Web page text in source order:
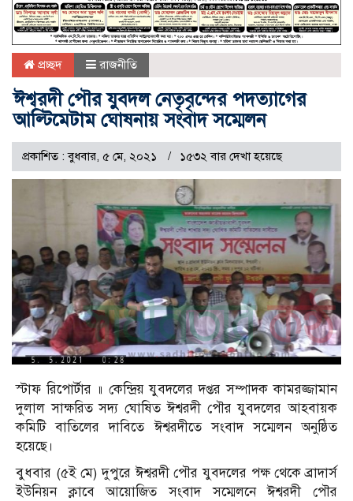
প্রচ্ছদ রাজনীতি
ঈশ্বরদী পৌর যুবদল নেতৃবৃন্দের পদত্যাগের
আল্টিমেটাম ঘোষনায় সংবাদ সম্মেলন
প্রকাশিত : বুধবার, ৫ মে, ২০২১ ১৫৩২ বার দেখা হয়েছে
স্টাফ রিপোর্টার ॥ কেন্দ্রিয় যুবদলের দপ্তর সম্পাদক কামরজ্জামান
দুলাল সাক্ষরিত সদ্য ঘোষিত ঈশ্বরদী পৌর যুবদলের আহবায়ক
কমিটি বাতিলের দাবিতে ঈশ্বরদীতে সংবাদ সম্মেলন অনুষ্ঠিত
হয়েছে।
বুধবার (৫ই মে) দুপুরে ঈশ্বরদী পৌর যুবদলের পক্ষ থেকে ব্রাদার্স
ইউনিয়ন ক্লাবে আয়োজিত সংবাদ সম্মেলনে ঈশ্বরদী পৌর